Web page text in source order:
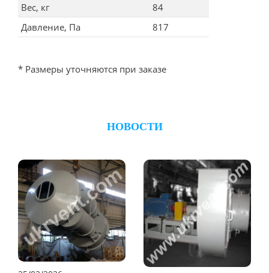
Вес, кг
84
Давление, Па
817
* Размеры уточняются при заказе
НОВОСТИ